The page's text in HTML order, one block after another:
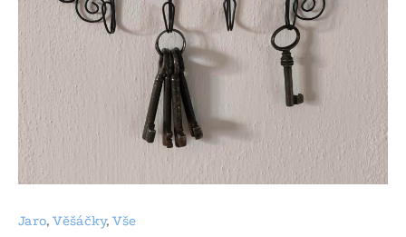
Jaro, Věšáčky, Vše